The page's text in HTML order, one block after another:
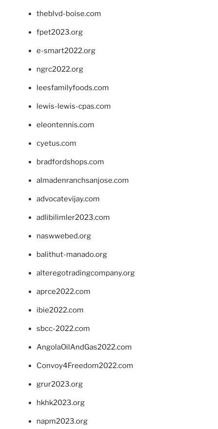
theblvd-boise.com
fpet2023.org
e-smart2022.org
ngrc2022.org
leesfamilyfoods.com
lewis-lewis-cpas.com
eleontennis.com
cyetus.com
bradfordshops.com
almadenranchsanjose.com
advocatevijay.com
adlibilimler2023.com
naswwebed.org
balithut-manado.org
alteregotradingcompany.org
aprce2022.com
ibie2022.com
sbcc-2022.com
AngolaOilAndGas2022.com
Convoy4Freedom2022.com
grur2023.org
hkhk2023.org
napm2023.org